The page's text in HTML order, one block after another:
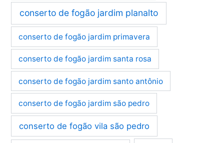
conserto de fogão jardim planalto
conserto de fogão jardim primavera
conserto de fogão jardim santa rosa
conserto de fogão jardim santo antônio
conserto de fogão jardim são pedro
conserto de fogão vila são pedro